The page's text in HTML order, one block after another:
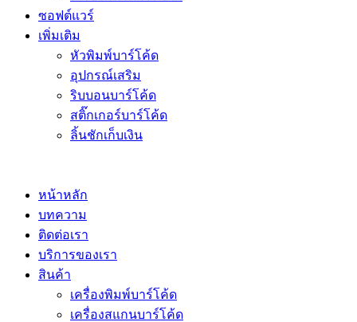
ซอฟต์แวร์
เพิ่มเติม
หัวพิมพ์บาร์โค้ด
อุปกรณ์เสริม
ริบบอนบาร์โค้ด
สติ๊กเกอร์บาร์โค้ด
ลิ้นชักเก็บเงิน
หน้าหลัก
บทความ
ติดต่อเรา
บริการของเรา
สินค้า
เครื่องพิมพ์บาร์โค้ด
เครื่องสแกนบาร์โค้ด